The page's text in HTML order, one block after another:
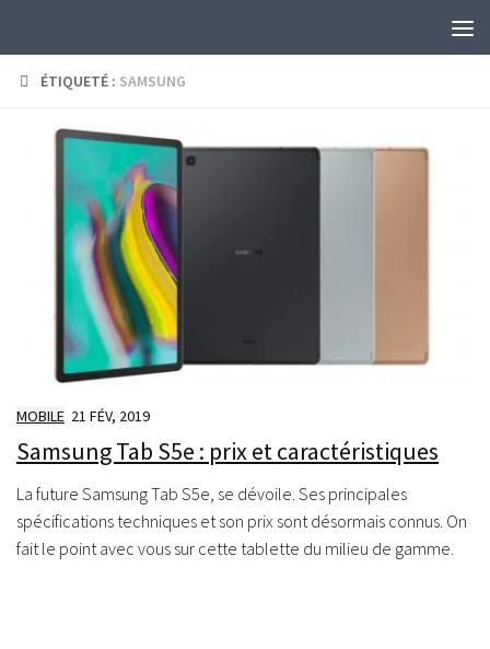
ÉTIQUETÉ : SAMSUNG
MOBILE 21 FÉV, 2019
Samsung Tab S5e : prix et caractéristiques
La future Samsung Tab S5e, se dévoile. Ses principales
spécifications techniques et son prix sont désormais connus. On
fait le point avec vous sur cette tablette du milieu de gamme.